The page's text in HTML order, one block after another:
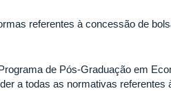
referentes à concessão de
de Pós-Graduação em
a todas as normativas referentes